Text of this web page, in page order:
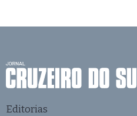
Editorias